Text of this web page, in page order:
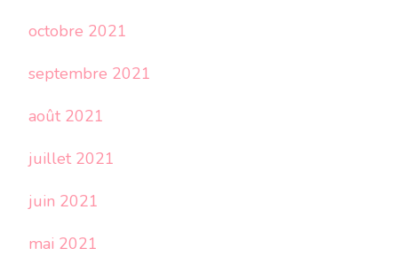
octobre 2021
septembre 2021
août 2021
juillet 2021
juin 2021
mai 2021